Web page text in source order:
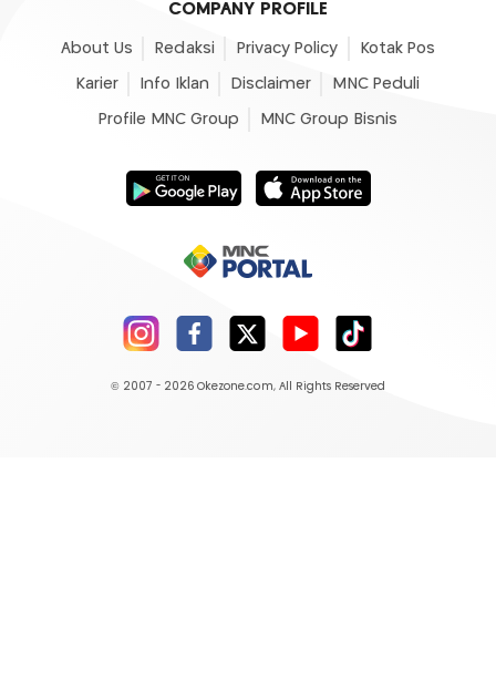
COMPANY PROFILE
About Us Redaksi Privacy Policy Kotak Pos
Karier Info Iklan Disclaimer MNC Peduli
Profile MNC Group MNC Group Bisnis
© 2007 - 2026 Okezone.com, All Rights Reserved